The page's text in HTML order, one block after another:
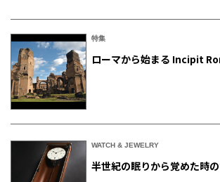
特集
ローマから始まる Incipit
WATCH & JEWELRY
半世紀の眠りから覚めた時